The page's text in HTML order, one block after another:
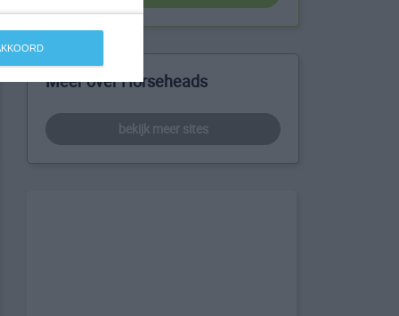
Meer over Horseheads
bekijk meer sites